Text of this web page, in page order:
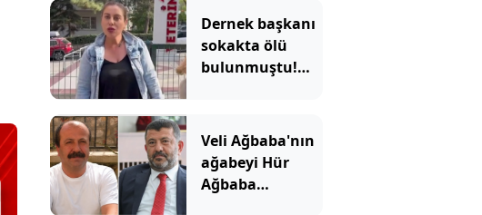
Dernek başkanı
sokakta ölü
bulunmuştu!
Veli Ağbaba'nın
ağabeyi Hür
Ağbaba